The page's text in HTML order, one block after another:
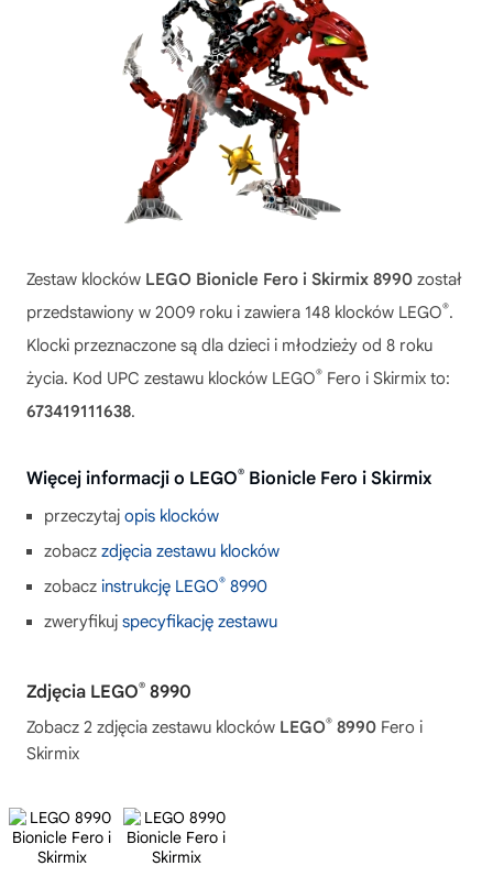
Zestaw klocków LEGO Bionicle Fero i Skirmix 8990 został
przedstawiony w 2009 roku i zawiera 148 klocków LEGO®.
Klocki przeznaczone są dla dzieci i młodzieży od 8 roku
życia. Kod UPC zestawu klocków LEGO® Fero i Skirmix to:
673419111638.
Więcej informacji o LEGO® Bionicle Fero i Skirmix
przeczytaj opis klocków
zobacz zdjęcia zestawu klocków
zobacz instrukcję LEGO® 8990
zweryfikuj specyfikację zestawu
Zdjęcia LEGO® 8990
Zobacz 2 zdjęcia zestawu klocków LEGO® 8990 Fero i
Skirmix